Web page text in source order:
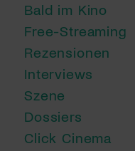
Bald im Kino
Free-Streaming
Rezensionen
Interviews
Szene
Dossiers
Click Cinema